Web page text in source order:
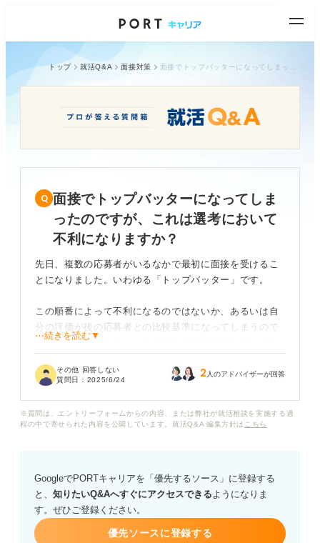
トップ 就活Q&A 面接対策
面接でトップバッターになってしま
ったのですが、これは選考において
不利になりますか？
先日、複数の応募者がいるなかで最初に面接を受けるこ
とになりました。いわゆる「トップバッター」です。
この順番によって不利になるのではないか、あるいは自
分の評価が後の応募者との比較基準になってしまうので
はないかと気になり、いつも以上に緊張してしまいまし
⋯続きを読む▼
その他 回答しない
質問日： 2025/6/24 2 人のアドバイザーが回答
※質問は、エントリーフォームからの内容、または弊社が就活相談を実施する過
程の中で寄せられた内容を公開しています。就活Q&A 編集方針は こちら
GoogleでPORTキャリアを「優先するソース」に登録する
と、 知りたいQ&Aへすぐにアクセスできるようになりま
す。ぜひご登録ください。
優先ソースに登録する